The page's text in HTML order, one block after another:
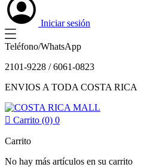
Iniciar sesión
Teléfono/WhatsApp
2101-9228 / 6061-0823
ENVIOS A TODA COSTA RICA
 Carrito (0) 0
Carrito
No hay más artículos en su carrito